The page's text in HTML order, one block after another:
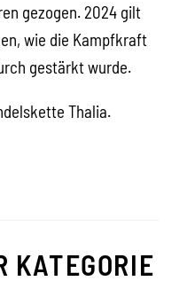
gezogen. 2024 gilt
wie die Kampfkraft
gestärkt wurde.
Thalia.
KATEGORIE